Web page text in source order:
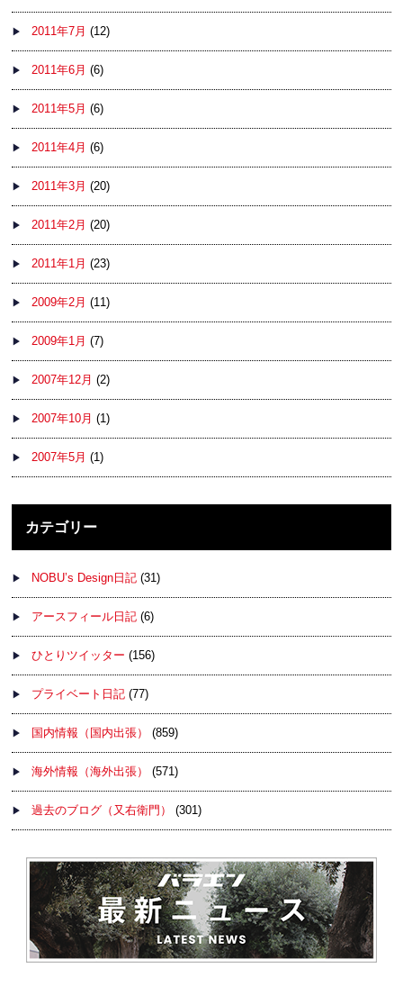
2011年7月 (12)
2011年6月 (6)
2011年5月 (6)
2011年4月 (6)
2011年3月 (20)
2011年2月 (20)
2011年1月 (23)
2009年2月 (11)
2009年1月 (7)
2007年12月 (2)
2007年10月 (1)
2007年5月 (1)
カテゴリー
NOBU’s Design日記 (31)
アースフィール日記 (6)
ひとりツイッター (156)
プライベート日記 (77)
国内情報（国内出張） (859)
海外情報（海外出張） (571)
過去のブログ（又右衛門） (301)